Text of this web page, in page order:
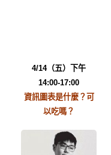
4/14（五）下午
14:00-17:00
資訊圖表是什麼？可
以吃嗎？